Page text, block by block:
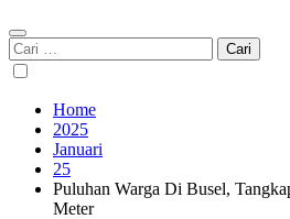
Cari
untuk:
Home
2025
Januari
25
Puluhan Warga Di Busel,
Meter